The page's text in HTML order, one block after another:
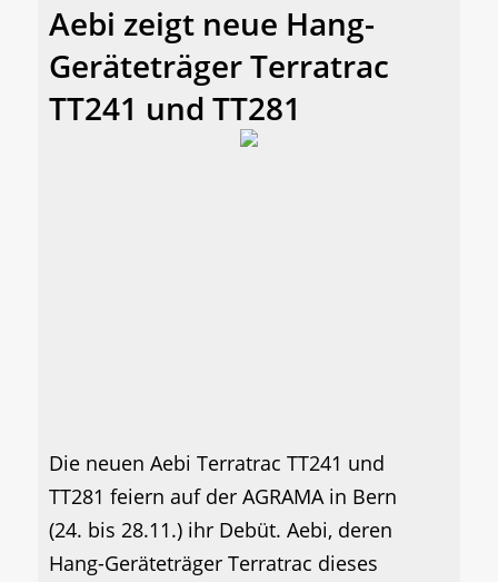
Aebi zeigt neue Hang-
Geräteträger Terratrac
TT241 und TT281
Die neuen Aebi Terratrac TT241 und
TT281 feiern auf der AGRAMA in Bern
(24. bis 28.11.) ihr Debüt. Aebi, deren
Hang-Geräteträger Terratrac dieses